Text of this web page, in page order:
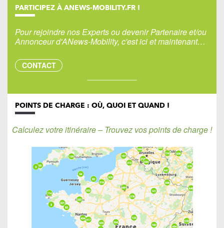
PARTICIPEZ À ANEWS-MOBILITY.FR !
Pour rejoindre nos Experts ou devenir Partenaire et/ou
Annonceur d'ANews-Mobility, c'est ici et maintenant…
CONTACT
POINTS DE CHARGE : OÙ, QUOI ET QUAND !
Calculez votre itinéraire – Trouvez vos points de charge !